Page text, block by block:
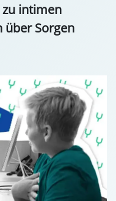
zu intimen
über Sorgen